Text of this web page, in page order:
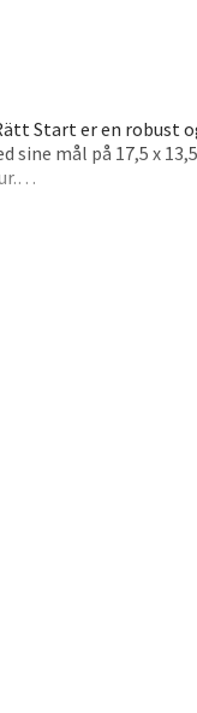
Start er en
sine mål på 17,5 x
åpning og lukking,